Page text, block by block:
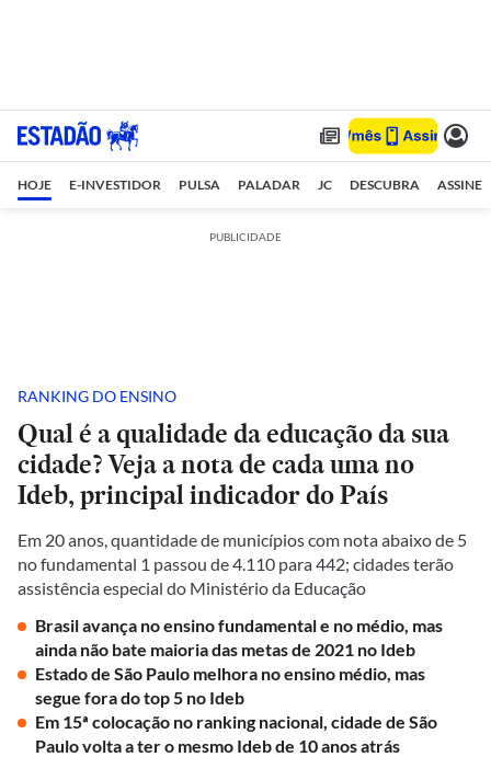
HOJE E-INVESTIDOR PULSA PALADAR JC DESCUBRA ASSINE
PUBLICIDADE
RANKING DO ENSINO
Qual é a qualidade da educação da sua
cidade? Veja a nota de cada uma no
Ideb, principal indicador do País
Em 20 anos, quantidade de municípios com nota abaixo de 5
no fundamental 1 passou de 4.110 para 442; cidades terão
assistência especial do Ministério da Educação
Brasil avança no ensino fundamental e no médio, mas
ainda não bate maioria das metas de 2021 no Ideb
Estado de São Paulo melhora no ensino médio, mas
segue fora do top 5 no Ideb
Em 15ª colocação no ranking nacional, cidade de São
Paulo volta a ter o mesmo Ideb de 10 anos atrás